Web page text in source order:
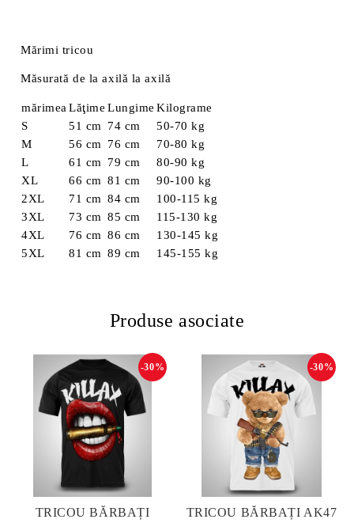
Mărimi tricou
Măsurată de la axilă la axilă
mărimea Lăţime Lungime Kilograme
S
51 cm 74 cm
50-70 kg
M
56 cm 76 cm
70-80 kg
L
61 cm 79 cm
80-90 kg
XL
66 cm 81 cm
90-100 kg
2XL
71 cm 84 cm
100-115 kg
3XL
73 cm 85 cm
115-130 kg
4XL
76 cm 86 cm
130-145 kg
5XL
81 cm 89 cm 145-155 kg
Produse asociate
TRICOU BĂRBAȚI
-30%
TRICOU BĂRBAȚI AK47
-30%